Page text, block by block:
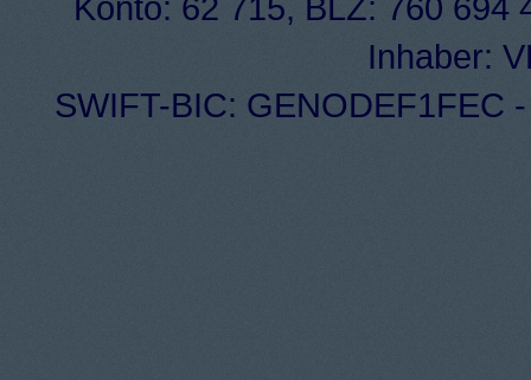
Inhaber:
SWIFT-BIC: GENODEF1FEC